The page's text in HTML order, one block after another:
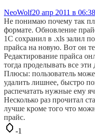
NeoWolf20 апр 2011 в 06:38
Не понимаю почему так
формате. Обновление
1С сохранил в .xls залил
прайса на новую. Вот он
Редактирование прайса
тогда проделывать все эти
Плюсы: пользователь
удалить лишнее, быстро
распечатать нужные ему
Несколько раз прочитал
лучше кроме того что
прайс.
-1